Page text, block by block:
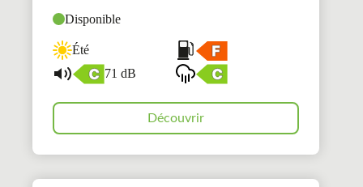
Disponible
Été
71 dB
Découvrir